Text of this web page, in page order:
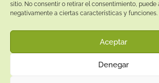
sitio. No consentir o retirar el consentimiento, puede
negativamente a ciertas características y funciones.
Aceptar
Denegar
+34641081328
Email:
info@latiendadetusmascotas.com
Enlaces de interés: